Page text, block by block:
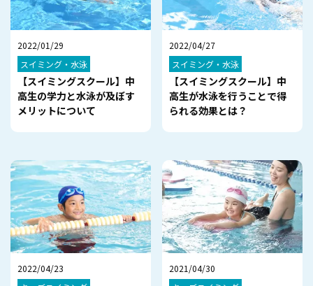
2022/01/29
スイミング・水泳
【スイミングスクール】中
高生の学力と水泳が及ぼす
メリットについて
2022/04/27
スイミング・水泳
【スイミングスクール】中
高生が水泳を行うことで得
られる効果とは？
2022/04/23
2021/04/30